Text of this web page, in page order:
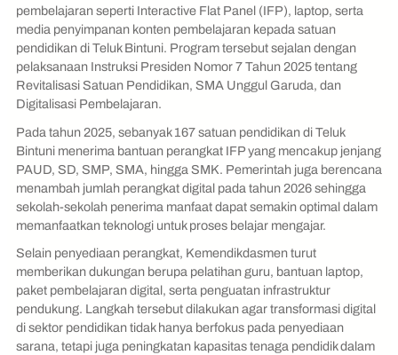
pembelajaran seperti Interactive Flat Panel (IFP), laptop, serta
media penyimpanan konten pembelajaran kepada satuan
pendidikan di Teluk Bintuni. Program tersebut sejalan dengan
pelaksanaan Instruksi Presiden Nomor 7 Tahun 2025 tentang
Revitalisasi Satuan Pendidikan, SMA Unggul Garuda, dan
Digitalisasi Pembelajaran.
Pada tahun 2025, sebanyak 167 satuan pendidikan di Teluk
Bintuni menerima bantuan perangkat IFP yang mencakup jenjang
PAUD, SD, SMP, SMA, hingga SMK. Pemerintah juga berencana
menambah jumlah perangkat digital pada tahun 2026 sehingga
sekolah-sekolah penerima manfaat dapat semakin optimal dalam
memanfaatkan teknologi untuk proses belajar mengajar.
Selain penyediaan perangkat, Kemendikdasmen turut
memberikan dukungan berupa pelatihan guru, bantuan laptop,
paket pembelajaran digital, serta penguatan infrastruktur
pendukung. Langkah tersebut dilakukan agar transformasi digital
di sektor pendidikan tidak hanya berfokus pada penyediaan
sarana, tetapi juga peningkatan kapasitas tenaga pendidik dalam